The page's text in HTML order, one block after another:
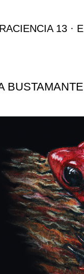
13